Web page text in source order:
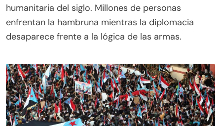
humanitaria del siglo. Millones de personas
enfrentan la hambruna mientras la diplomacia
desaparece frente a la lógica de las armas.